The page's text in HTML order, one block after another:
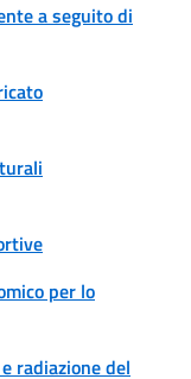
a seguito di
per lo
radiazione del